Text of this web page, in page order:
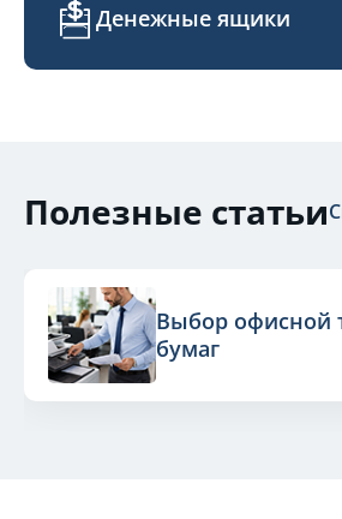
Денежные ящики
Полезные статьи
Выбор офисной
бумаг